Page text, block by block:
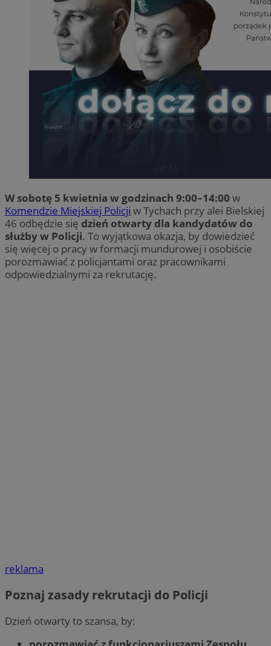
W sobotę 5 kwietnia w godzinach 9:00–14:00 w
Komendzie Miejskiej Policji w Tychach przy alei Bielskiej
46 odbędzie się dzień otwarty dla kandydatów do
służby w Policji. To wyjątkowa okazja, by dowiedzieć
się więcej o pracy w formacji mundurowej i osobiście
porozmawiać z policjantami oraz pracownikami
odpowiedzialnymi za rekrutację.
reklama
Poznaj zasady rekrutacji do Policji
Dzień otwarty to szansa, by: